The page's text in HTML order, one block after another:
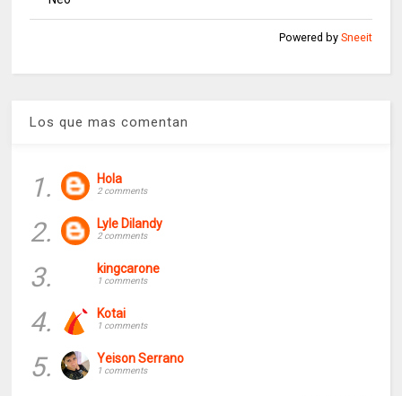
Powered by Sneeit
Los que mas comentan
1. Hola
2 comments
2. Lyle Dilandy
2 comments
3. kingcarone
1 comments
4. Kotai
1 comments
5. Yeison Serrano
1 comments